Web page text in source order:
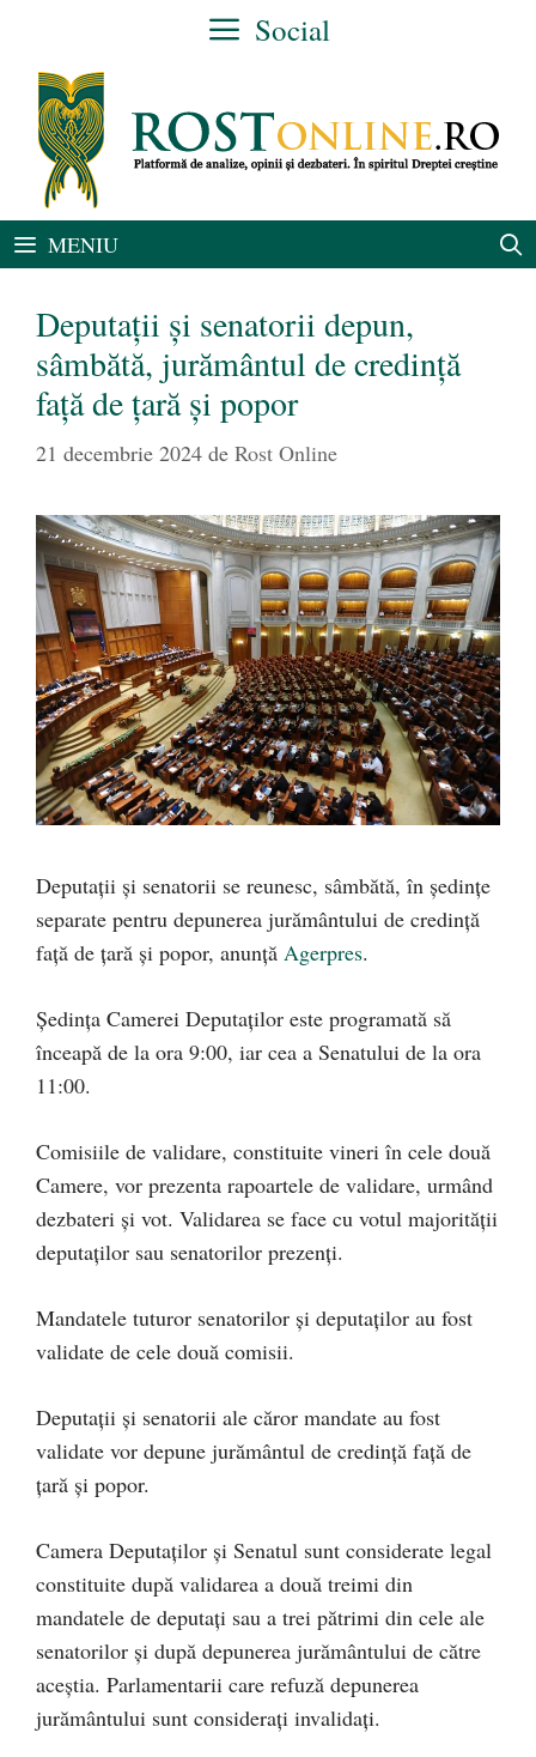
conținut
Social
MENIU
Deputaţii şi senatorii depun,
sâmbătă, jurământul de credinţă
față de țară și popor
21 decembrie 2024 de Rost Online
Deputaţii şi senatorii se reunesc, sâmbătă, în şedinţe
separate pentru depunerea jurământului de credinţă
faţă de ţară şi popor, anunță Agerpres.
Şedinţa Camerei Deputaţilor este programată să
înceapă de la ora 9:00, iar cea a Senatului de la ora
11:00.
Comisiile de validare, constituite vineri în cele două
Camere, vor prezenta rapoartele de validare, urmând
dezbateri şi vot. Validarea se face cu votul majorităţii
deputaţilor sau senatorilor prezenţi.
Mandatele tuturor senatorilor şi deputaţilor au fost
validate de cele două comisii.
Deputaţii şi senatorii ale căror mandate au fost
validate vor depune jurământul de credinţă faţă de
ţară şi popor.
Camera Deputaţilor şi Senatul sunt considerate legal
constituite după validarea a două treimi din
mandatele de deputaţi sau a trei pătrimi din cele ale
senatorilor şi după depunerea jurământului de către
aceştia. Parlamentarii care refuză depunerea
jurământului sunt consideraţi invalidaţi.